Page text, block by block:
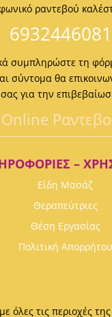
ραντεβού
6932446081
συμπληρώστε τη
σύντομα θα
σας για την
Οnline
–
Είδη Μασάζ
Θεραπεύτριες
Θέση Εργασίας
Πολιτική Απορρήτου
όλες τις περιοχές της